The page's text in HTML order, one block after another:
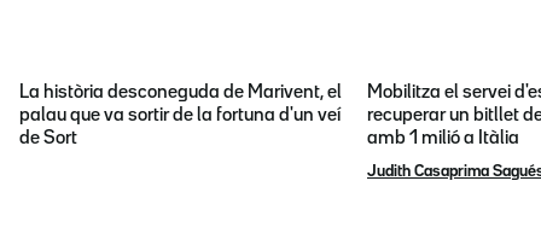
La història desconeguda de Marivent, el
palau que va sortir de la fortuna d'un veí
de Sort
Mobilitza el servei
recuperar un bitllet
amb 1 milió a Itàlia
Judith Casaprima